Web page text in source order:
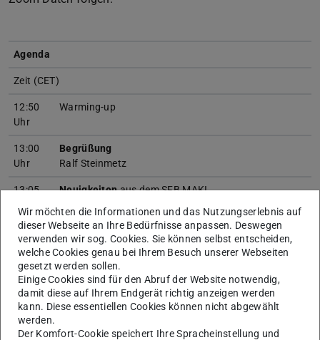
Agenda
Zeit (CET)
12:50
Uhr
Warming-up
13:00
Uhr
Begrüßung
Ralf Steinmetz
13:05
Neuigkeitenaus dem SFB MAKI
13:30
Uhr
Transferprojekt T1
„B5G-Cell: Adaptive Millimeterwellen-Netze für 5G
und künftige Mobilfunksysteme“
mit dem Industriepartner
NEC Laboratories
Europe
Andres Garcia und Arash Asadi
13:45
Transferprojekt T2
Wir möchten die Informationen und das Nutzungserlebnis auf
dieser Webseite an Ihre Bedürfnisse anpassen. Deswegen
verwenden wir sog. Cookies. Sie können selbst entscheiden,
welche Cookies genau bei Ihrem Besuch unserer Webseiten
gesetzt werden sollen.
Einige Cookies sind für den Abruf der Website notwendig,
damit diese auf Ihrem Endgerät richtig anzeigen werden
kann. Diese essentiellen Cookies können nicht abgewählt
werden.
Der Komfort-Cookie speichert Ihre Spracheinstellung und